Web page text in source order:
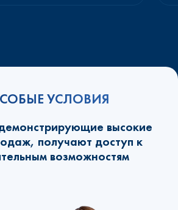
УСЛОВИЯ
высокие
получают доступ к
возможностям